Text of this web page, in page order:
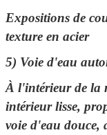
Expositions de
texture en acier
5) Voie d'eau
À l'intérieur de la
intérieur lisse,
voie d'eau douce,